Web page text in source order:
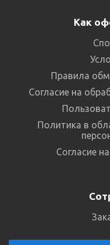
Как
Правила
Согласие на
Политика в
Согласие